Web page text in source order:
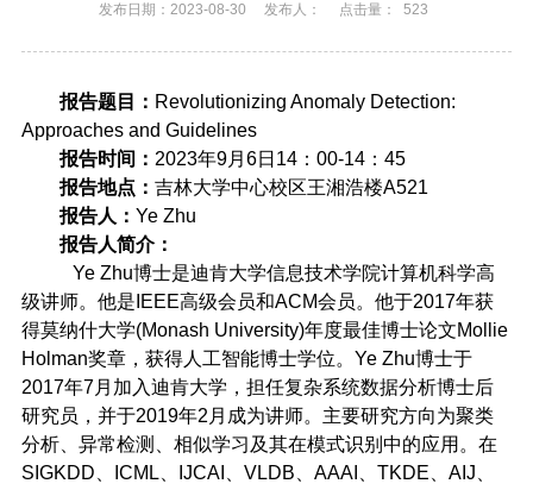
发布日期：2023-08-30 发布人： 点击量： 523
报告题目： Revolutionizing Anomaly Detection:
Approaches and Guidelines
报告时间： 2023年9月 6日 14 ： 00-14 ： 45
报告地点： 吉林大学中心校区王湘浩楼A521
报告人： Ye Zhu
报告人简介：
Ye Zhu博士是迪肯大学信息技术学院计算机科学高
级讲师。他是 IEEE高级会员和ACM会员。他于2017年获
得莫纳什大学(Monash University)年度最佳博士论文Mollie
Holman奖章，获得人工智能博士学位。 Ye Zhu博士于
2017年7月加入迪肯大学，担任复杂系统数据分析博士后
研究员，并于2019年2 月成为讲师。主要研究方向为聚类
分析、异常检测、相似学习及其在模式识别中的应用。在
SIGKDD
ICML IJCAI VLDB AAAI TKDE AIJ